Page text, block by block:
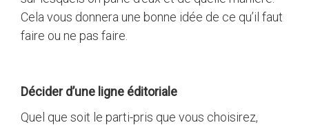
Cela vous donnera une bonne idée de ce qu’il faut
faire ou ne pas faire.
Décider d’une ligne éditoriale
Quel que soit le parti-pris que vous choisirez,